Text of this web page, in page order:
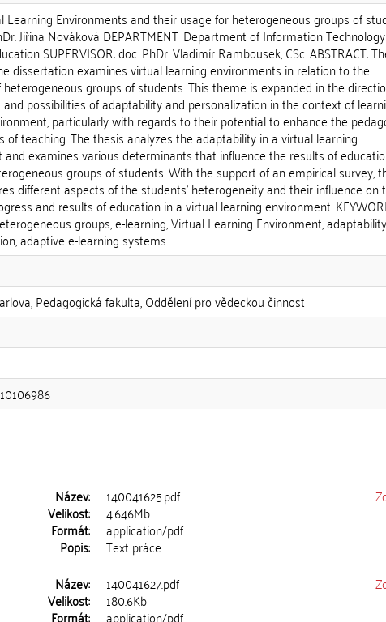
Learning Environments and their usage for heterogeneous groups of
Jiřina Nováková DEPARTMENT: Department of Information
SUPERVISOR: doc. PhDr. Vladimír Rambousek, CSc. ABSTRACT:
dissertation examines virtual learning environments in relation to the
groups of students. This theme is expanded in the
possibilities of adaptability and personalization in the context of
particularly with regards to their potential to enhance the
of teaching. The thesis analyzes the adaptability in a virtual learning
examines various determinants that influence the results of
groups of students. With the support of an empirical survey,
different aspects of the students' heterogeneity and their influence on
and results of education in a virtual learning environment.
groups, e-learning, Virtual Learning Environment,
adaptive e-learning systems
Pedagogická fakulta, Oddělení pro vědeckou činnost
Název: 140041625.pdf
Velikost: 4.646Mb
Formát: application/pdf
Popis: Text práce
Název: 140041627.pdf
Velikost: 180.6Kb
Formát: application/pdf